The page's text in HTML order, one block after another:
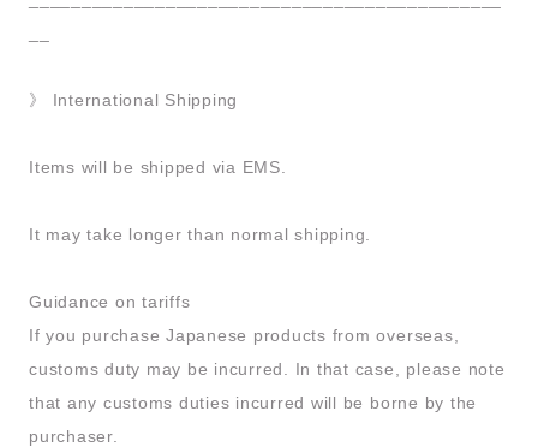
》 International Shipping
Items will be shipped via EMS.
It may take longer than normal shipping.
Guidance on tariffs
If you purchase Japanese products from overseas,
customs duty may be incurred. In that case, please note
that any customs duties incurred will be borne by the
purchaser.